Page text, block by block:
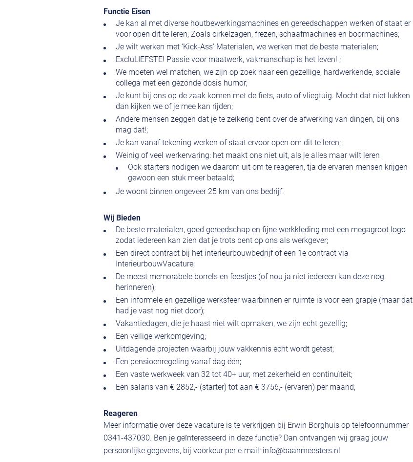
Functie Eisen
Je kan al met diverse houtbewerkingsmachines en gereedschappen werken of staat er
voor open dit te leren; Zoals cirkelzagen, frezen, schaafmachines en boormachines;
Je wilt werken met ‘Kick-Ass’ Materialen, we werken met de beste materialen;
ExcluLIEFSTE! Passie voor maatwerk, vakmanschap is het leven! ;
We moeten wel matchen, we zijn op zoek naar een gezellige, hardwerkende, sociale
collega met een gezonde dosis humor;
Je kunt bij ons op de zaak komen met de fiets, auto of vliegtuig. Mocht dat niet lukken
dan kijken we of je mee kan rijden;
Andere mensen zeggen dat je te zeikerig bent over de afwerking van dingen, bij ons
mag dat!;
Je kan vanaf tekening werken of staat ervoor open om dit te leren;
Weinig of veel werkervaring: het maakt ons niet uit, als je alles maar wilt leren
Ook starters nodigen we daarom uit om te reageren, tja de ervaren mensen krijgen
gewoon een stuk meer betaald;
Je woont binnen ongeveer 25 km van ons bedrijf.
Wij Bieden
De beste materialen, goed gereedschap en fijne werkkleding met een megagroot logo
zodat iedereen kan zien dat je trots bent op ons als werkgever;
Een direct contract bij het interieurbouwbedrijf of een 1e contract via
InterieurbouwVacature;
De meest memorabele borrels en feestjes (of nou ja niet iedereen kan deze nog
herinneren);
Een informele en gezellige werksfeer waarbinnen er ruimte is voor een grapje (maar dat
had je vast nog niet door);
Vakantiedagen, die je haast niet wilt opmaken, we zijn echt gezellig;
Een veilige werkomgeving;
Uitdagende projecten waarbij jouw vakkennis echt wordt getest;
Een pensioenregeling vanaf dag één;
Een vaste werkweek van 32 tot 40+ uur, met zekerheid en continuïteit;
Een salaris van € 2852,- (starter) tot aan € 3756,- (ervaren) per maand;
Reageren
Meer informatie over deze vacature is te verkrijgen bij Erwin Borghuis op telefoonnummer
0341-437030. Ben je geïnteresseerd in deze functie? Dan ontvangen wij graag jouw
persoonlijke gegevens, bij voorkeur per e-mail: info@baanmeesters.nl